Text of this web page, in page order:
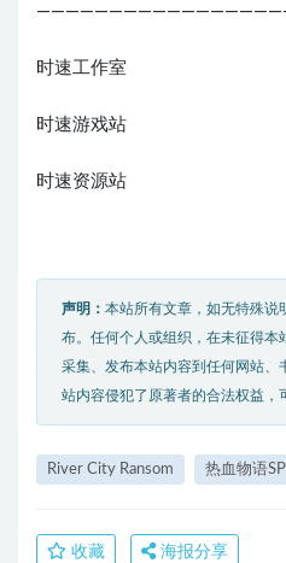
时速工作室
时速游戏站
时速资源站
声明： 本站所有文章，如无特殊说
布。任何个人或组织，在未征得本
采集、发布本站内容到任何网站、
站内容侵犯了原著者的合法权益，
River City Ransom 热血物语SP
收藏 海报分享